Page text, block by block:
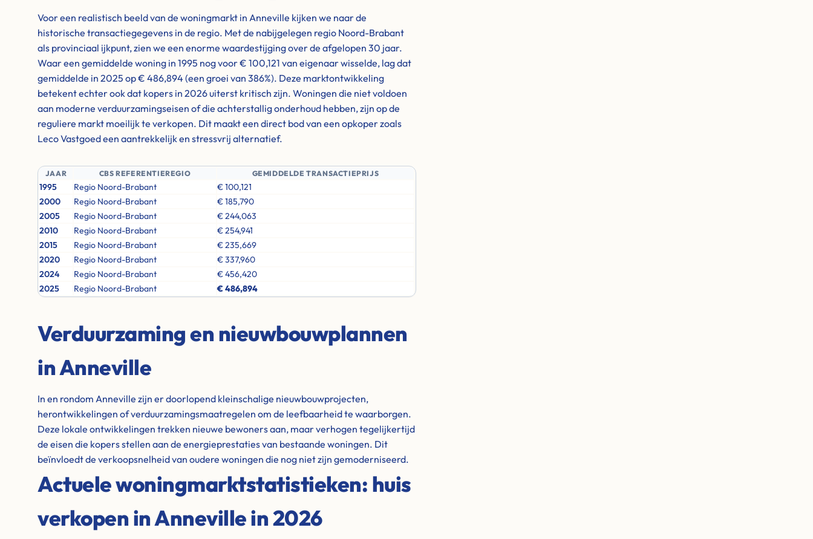
Voor een realistisch beeld van de woningmarkt in Anneville kijken we naar de
historische transactiegegevens in de regio. Met de nabijgelegen regio Noord-Brabant
als provinciaal ijkpunt, zien we een enorme waardestijging over de afgelopen 30 jaar.
Waar een gemiddelde woning in 1995 nog voor € 100,121 van eigenaar wisselde, lag dat
gemiddelde in 2025 op € 486,894 (een groei van 386%). Deze marktontwikkeling
betekent echter ook dat kopers in 2026 uiterst kritisch zijn. Woningen die niet voldoen
aan moderne verduurzamingseisen of die achterstallig onderhoud hebben, zijn op de
reguliere markt moeilijk te verkopen. Dit maakt een direct bod van een opkoper zoals
Leco Vastgoed een aantrekkelijk en stressvrij alternatief.
JAAR CBS REFERENTIEREGIO GEMIDDELDE TRANSACTIEPRIJS
1995 Regio Noord-Brabant
€ 100,121
2000
Regio Noord-Brabant
€ 185,790
2005
Regio Noord-Brabant
€ 244,063
2010
Regio Noord-Brabant
€ 254,941
2015
Regio Noord-Brabant
€ 235,669
2020
Regio Noord-Brabant
€ 337,960
2024
Regio Noord-Brabant
€ 456,420
2025
Regio Noord-Brabant € 486,894
Verduurzaming en nieuwbouwplannen
in Anneville
In en rondom Anneville zijn er doorlopend kleinschalige nieuwbouwprojecten,
herontwikkelingen of verduurzamingsmaatregelen om de leefbaarheid te waarborgen.
Deze lokale ontwikkelingen trekken nieuwe bewoners aan, maar verhogen tegelijkertijd
de eisen die kopers stellen aan de energieprestaties van bestaande woningen. Dit
beïnvloedt de verkoopsnelheid van oudere woningen die nog niet zijn gemoderniseerd.
Actuele woningmarktstatistieken: huis
verkopen in Anneville in 2026